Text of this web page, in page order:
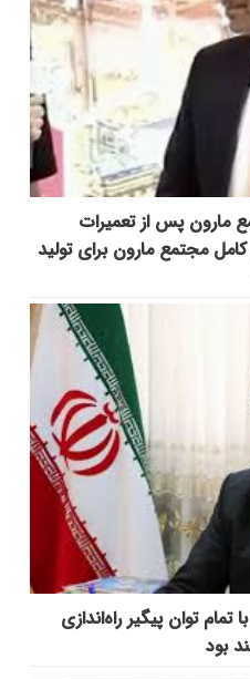
مارون پس از تعمیرات
مجتمع مارون برای تولید
توان پیگیر راه‌اندازی
بود